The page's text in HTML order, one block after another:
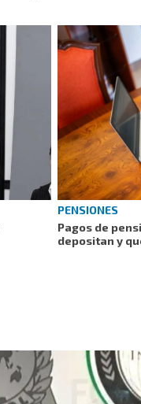
PENSIONES
Pagos de
depositan y